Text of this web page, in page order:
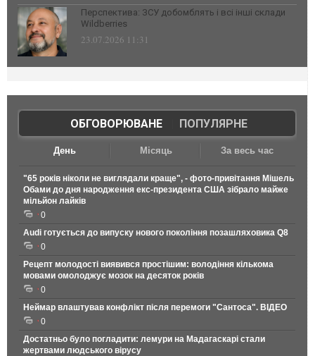
Перспектива: ЗСУ добомблять і всі інші склади
Wildberries
23.07.2026 11:31
ОБГОВОРЮВАНЕ| ПОПУЛЯРНЕ
День Місяць За весь час
"65 років ніколи не виглядали краще", - фото-привітання Мішель
Обами до дня народження екс-президента США зібрало майже
мільйон лайків
0
Audi готується до випуску нового покоління позашляховика Q8
0
Рецепт молодості виявився простішим: володіння кількома
мовами омолоджує мозок на десяток років
0
Неймар влаштував конфлікт після перемоги "Сантоса". ВІДЕО
0
Достатньо було погладити: лемури на Мадагаскарі стали
жертвами людського вірусу